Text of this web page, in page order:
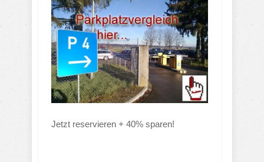
Jetzt reservieren + 40% sparen!